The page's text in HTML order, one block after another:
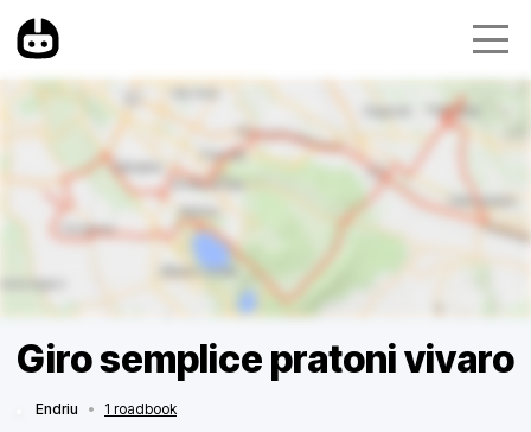
Giro semplice pratoni vivaro
Endriu • 1 roadbook